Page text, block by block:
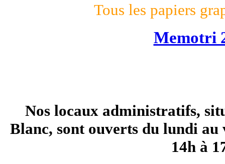
Tous les papiers
Memotri
Nos locaux administratifs,
Blanc, sont ouverts du lundi au
14h à